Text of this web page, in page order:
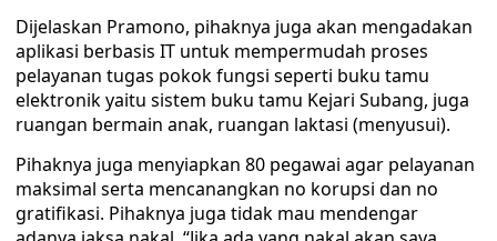
Dijelaskan Pramono, pihaknya juga akan mengadakan
aplikasi berbasis IT untuk mempermudah proses
pelayanan tugas pokok fungsi seperti buku tamu
elektronik yaitu sistem buku tamu Kejari Subang, juga
ruangan bermain anak, ruangan laktasi (menyusui).
Pihaknya juga menyiapkan 80 pegawai agar pelayanan
maksimal serta mencanangkan no korupsi dan no
gratifikasi. Pihaknya juga tidak mau mendengar